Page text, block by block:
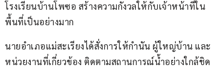
โรงเรียนบ้านโพซอ สร้างความกังวลให้กับเจ้าหน้าที่ใน
พื้นที่เป็นอย่างมาก
นายอำเภอแม่สะเรียงได้สั่งการให้กำนัน ผู้ใหญ่บ้าน และ
หน่วยงานที่เกี่ยวข้อง ติดตามสถานการณ์น้ำอย่างใกล้ชิด